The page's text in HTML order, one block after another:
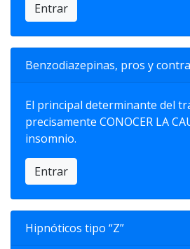
Entrar
Benzodiazepinas, pros y
El principal determinante del
precisamente CONOCER LA
insomnio.
Entrar
Hipnóticos tipo “Z”